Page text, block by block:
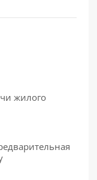
жилого